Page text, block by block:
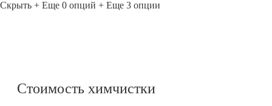
Скрыть + Еще 0 опций + Еще 3 опции
Стоимость химчистки